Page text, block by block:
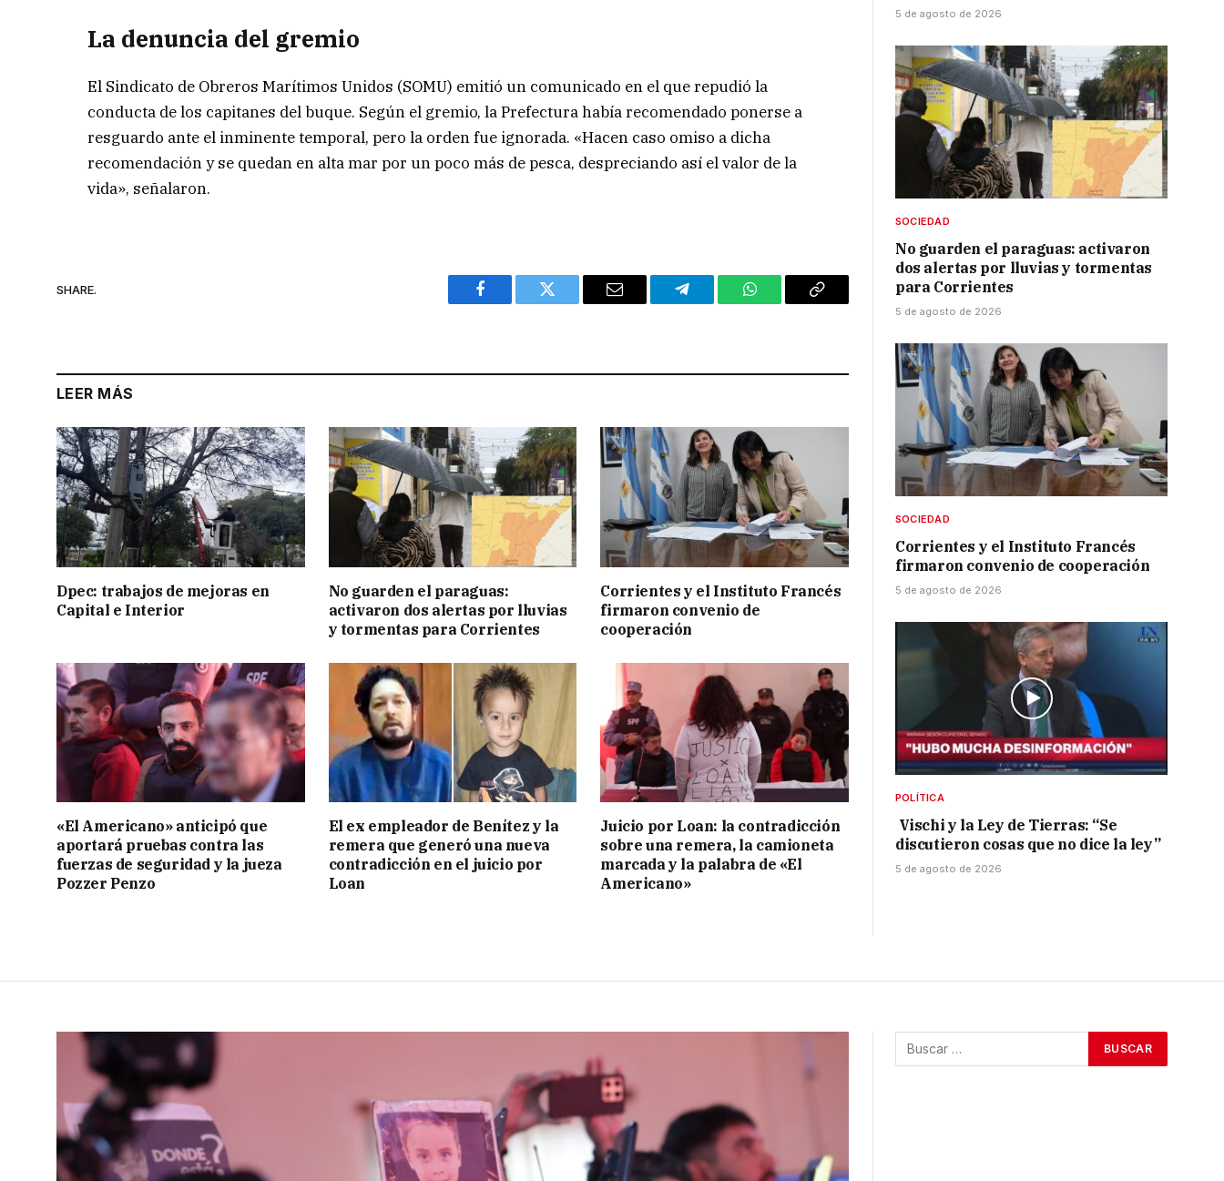
La denuncia del gremio
El Sindicato de Obreros Marítimos Unidos (SOMU) emitió un comunicado en el que repudió la
conducta de los capitanes del buque. Según el gremio, la Prefectura había recomendado ponerse a
resguardo ante el inminente temporal, pero la orden fue ignorada. «Hacen caso omiso a dicha
recomendación y se quedan en alta mar por un poco más de pesca, despreciando así el valor de la
vida», señalaron.
SHARE.
Facebook Twitter Email Telegram WhatsAppCopy
LEER MÁS
Dpec: trabajos de mejoras en
Capital e Interior
No guarden el paraguas:
activaron dos alertas por lluvias
y tormentas para Corrientes
Corrientes y el Instituto Francés
firmaron convenio de
cooperación
«El Americano» anticipó que
aportará pruebas contra las
fuerzas de seguridad y la jueza
Pozzer Penzo
El ex empleador de Benítez y la
remera que generó una nueva
contradicción en el juicio por
Loan
Juicio por Loan: la contradicción
sobre una remera, la camioneta
marcada y la palabra de «El
Americano»
5 de agosto de 2026
SOCIEDAD
No guarden el paraguas: activaron
dos alertas por lluvias y tormentas
para Corrientes
5 de agosto de 2026
SOCIEDAD
Corrientes y el Instituto Francés
firmaron convenio de cooperación
5 de agosto de 2026
POLÍTICA
Vischi y la Ley de Tierras: “Se
discutieron cosas que no dice la ley”
5 de agosto de 2026